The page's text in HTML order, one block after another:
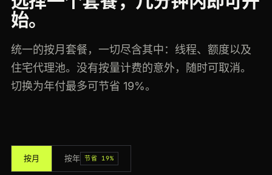
始。
统一的按月套餐，一切尽含其中：线程、额度以及
住宅代理池。没有按量计费的意外，随时可取消。
切换为年付最多可节省 19%。
按月 按年 节省 19%